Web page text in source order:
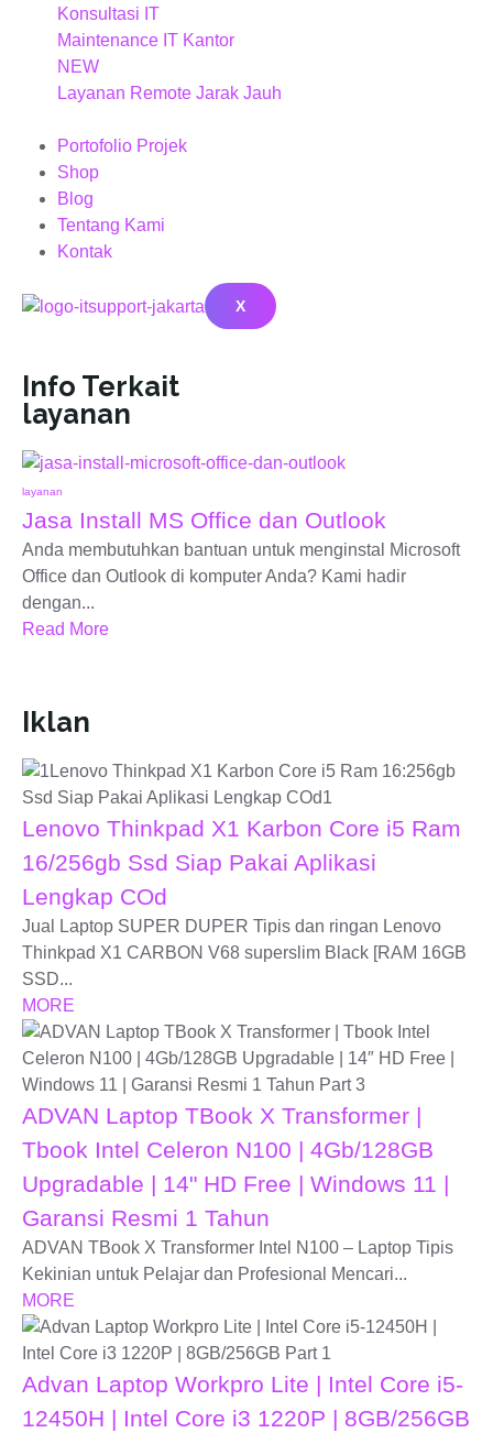
Konsultasi IT
Maintenance IT Kantor
NEW
Layanan Remote Jarak Jauh
Portofolio Projek
Shop
Blog
Tentang Kami
Kontak
X
Info Terkait
layanan
layanan
Jasa Install MS Office dan Outlook
Anda membutuhkan bantuan untuk menginstal Microsoft
Office dan Outlook di komputer Anda? Kami hadir
dengan...
Read More
Iklan
Lenovo Thinkpad X1 Karbon Core i5 Ram
16/256gb Ssd Siap Pakai Aplikasi
Lengkap COd
Jual Laptop SUPER DUPER Tipis dan ringan Lenovo
Thinkpad X1 CARBON V68 superslim Black [RAM 16GB
SSD...
MORE
ADVAN Laptop TBook X Transformer |
Tbook Intel Celeron N100 | 4Gb/128GB
Upgradable | 14" HD Free | Windows 11 |
Garansi Resmi 1 Tahun
ADVAN TBook X Transformer Intel N100 – Laptop Tipis
Kekinian untuk Pelajar dan Profesional Mencari...
MORE
Advan Laptop Workpro Lite | Intel Core i5-
12450H | Intel Core i3 1220P | 8GB/256GB